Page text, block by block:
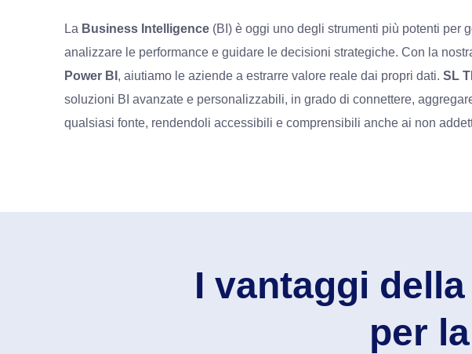
La Business Intelligence (BI) è oggi uno degli strumenti più potenti per
analizzare le performance e guidare le decisioni strategiche. Con la
Power BI , aiutiamo le aziende a estrarre valore reale dai propri dati. SL
soluzioni BI avanzate e personalizzabili, in grado di connettere,
qualsiasi fonte, rendendoli accessibili e comprensibili anche ai non
I vantaggi
per